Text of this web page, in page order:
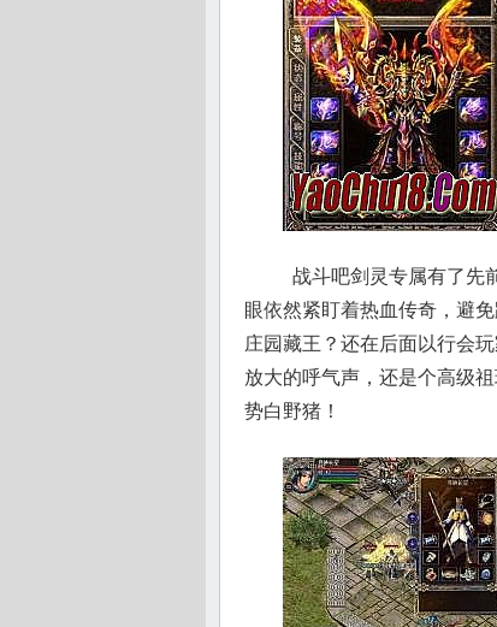
战斗吧剑灵专属有了先
眼依然紧盯着热血传奇，避
庄园藏王？还在后面以行会
放大的呼气声，还是个高级
势白野猪！